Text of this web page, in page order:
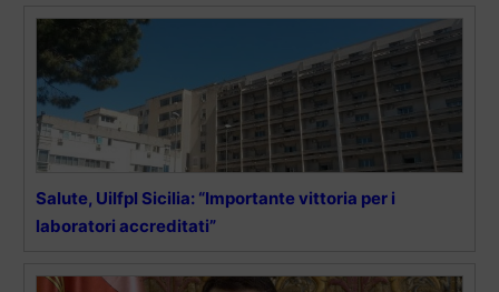
Salute, Uilfpl Sicilia: “Importante vittoria per i
laboratori accreditati”